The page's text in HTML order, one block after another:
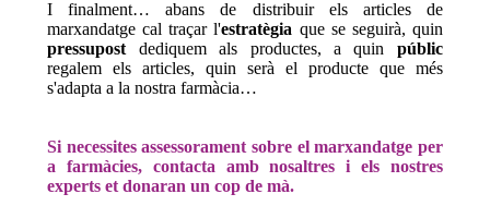
I finalment… abans de distribuir els articles de
marxandatge cal traçar l'estratègia que se seguirà, quin
pressupost dediquem als productes, a quin públic
regalem els articles, quin serà el producte que més
s'adapta a la nostra farmàcia…
Si necessites assessorament sobre el marxandatge per
a farmàcies, contacta amb nosaltres i els nostres
experts et donaran un cop de mà.